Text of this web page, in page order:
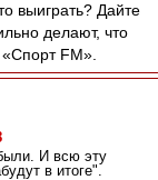
выиграть? Дайте
делают, что
FM».
И всю эту
в итоге".